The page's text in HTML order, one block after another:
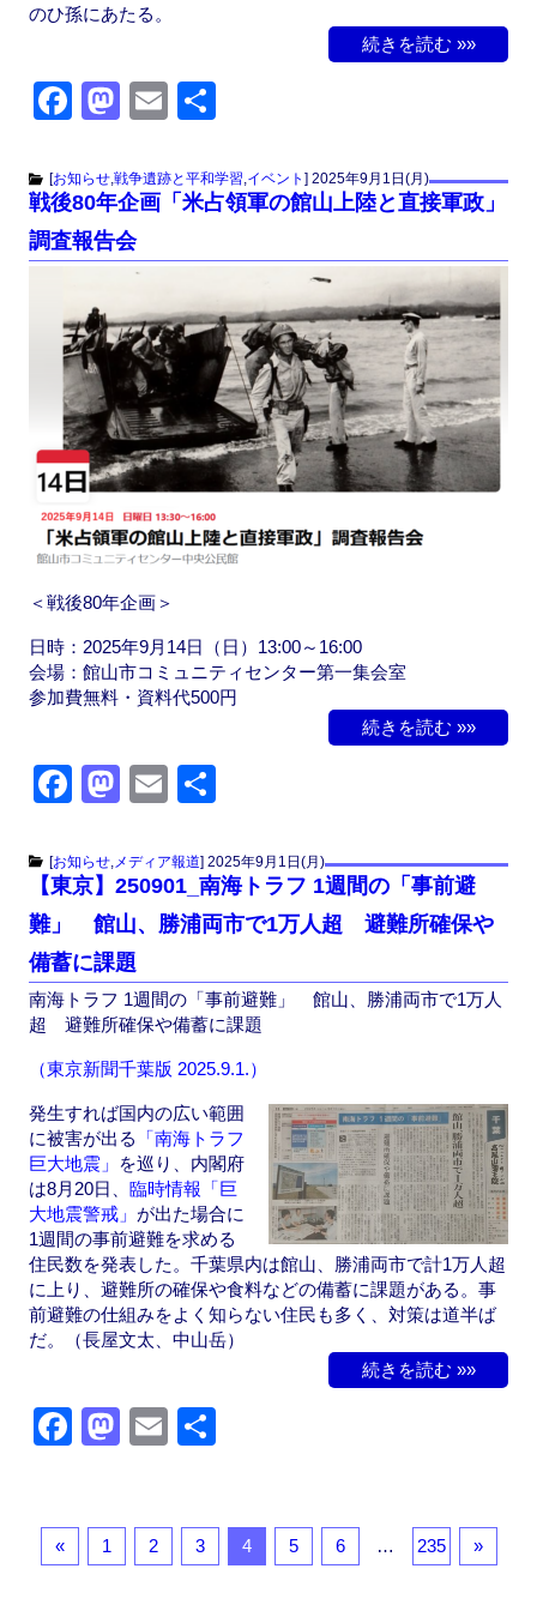
のひ孫にあたる。
続きを読む »»
F
c
e
b
o
k
M
st
o
d
n
E
ail
[お知らせ,戦争遺跡と平和学習,イベント ] 2025年9月1日(月)
戦後80年企画「米占領軍の館山上陸と直接軍政」
調査報告会
＜戦後80年企画＞
日時：2025年9月14日（日）13:00～16:00
会場：館山市コミュニティセンター第一集会室
参加費無料・資料代500円
続きを読む »»
F
c
e
o
o
k
M
st
o
d
o
n
E
ail
[お知らせ,メディア報道] 2025年9月1日(月)
【東京】250901_南海トラフ 1週間の「事前避
難」 館山、勝浦両市で1万人超 避難所確保や
備蓄に課題
南海トラフ 1週間の「事前避難」 館山、勝浦両市で1万人
超 避難所確保や備蓄に課題
（東京新聞千葉版 2025.9.1.）
発生すれば国内の広い範囲
に被害が出る
「南海トラフ
巨大地震」
を巡り、内閣府
は8月20日、 臨時情報「巨
大地震警戒」 が出た場合に
1週間の事前避難を求める
住民数を発表した。千葉県内は館山、勝浦両市で計1万人超
に上り、避難所の確保や食料などの備蓄に課題がある。事
前避難の仕組みをよく知らない住民も多く、対策は道半ば
だ。（長屋文太、中山岳）
続きを読む »»
F
e
b
M
o
d
E
« 1 2 3 4 5 6 … 235 »